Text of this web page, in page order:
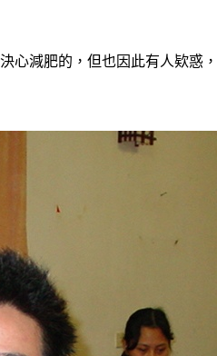
心減肥的，但也因此有人欵惑，